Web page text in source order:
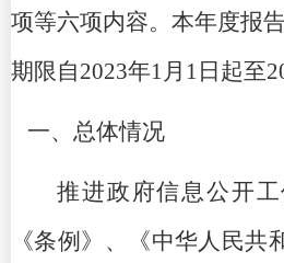
项等六项内容。本年度报
期限自2023年1月1日起至
一、总体情况
推进政府信息公开
《条例》、《中华人民共